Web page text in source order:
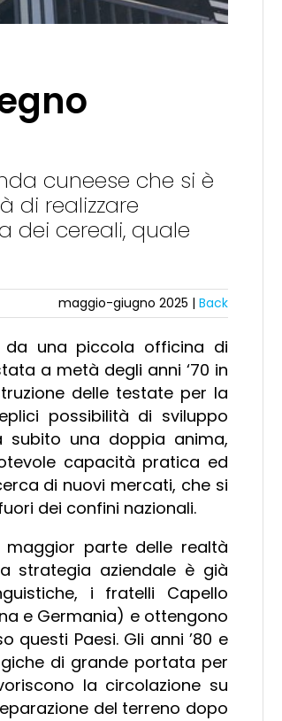
cuneese che si è
di realizzare
dei cereali, quale
maggio-giugno 2025 | Back
da una piccola officina di
a metà degli anni ‘70 in
delle testate per la
possibilità di sviluppo
subito una doppia anima,
capacità pratica ed
di nuovi mercati, che si
dei confini nazionali.
parte delle realtà
strategia aziendale è già
i fratelli Capello
e Germania) e ottengono
questi Paesi. Gli anni ’80 e
di grande portata per
la circolazione su
del terreno dopo